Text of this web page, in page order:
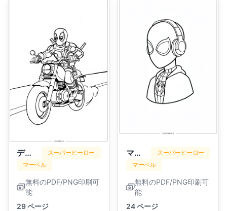
デッドプール
スーパーヒーロー
マーベル
無料のPDF/PNG印刷可
能
29 ページ
マイルズ・モラレス
スーパーヒーロー
マーベル
無料のPDF/PNG印刷可
能
24 ページ